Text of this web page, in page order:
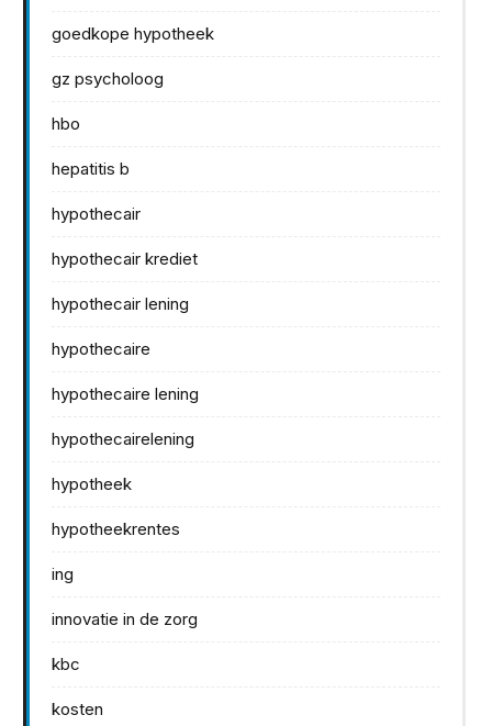
goedkope hypotheek
gz psycholoog
hbo
hepatitis b
hypothecair
hypothecair krediet
hypothecair lening
hypothecaire
hypothecaire lening
hypothecairelening
hypotheek
hypotheekrentes
ing
innovatie in de zorg
kbc
kosten